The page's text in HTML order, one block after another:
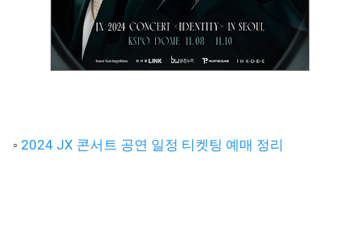
◦ 2024 JX 콘서트 공연 일정 티켓팅 예매 정리